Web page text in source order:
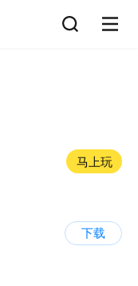
马上玩
下载